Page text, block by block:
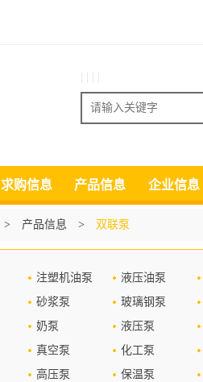
搜索
求购信息 产品信息 企业信息
> 产品信息 > 双联泵
注塑机油泵
液压油泵
砂浆泵
玻璃钢泵
奶泵
液压泵
真空泵
化工泵
高压泵
保温泵